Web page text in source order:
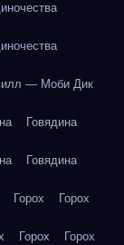
— Моби Дик
Говядина
Говядина
Горох Горох
Горох Горох